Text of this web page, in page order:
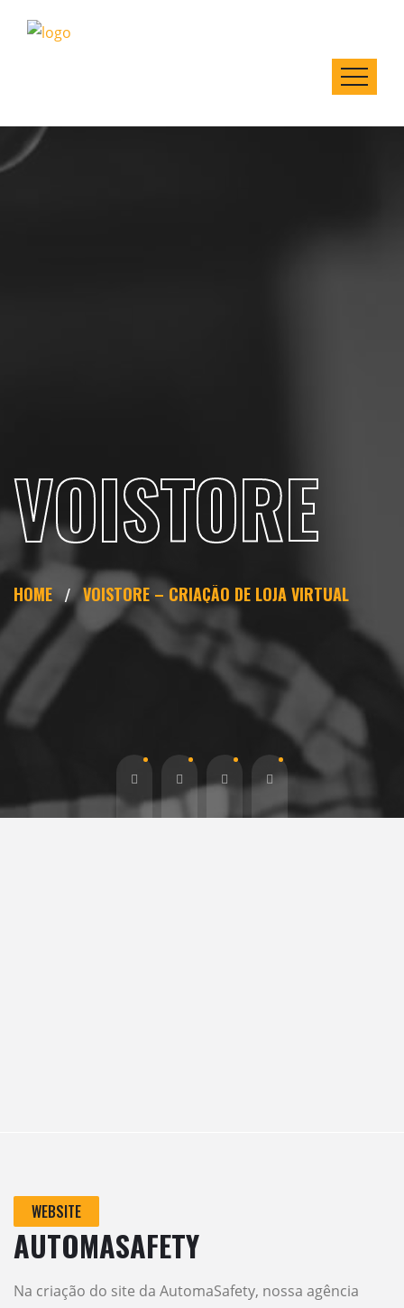
VOISTORE
HOME VOISTORE – CRIAÇÃO DE LOJA VIRTUAL
WEBSITE
AUTOMASAFETY
Na criação do site da AutomaSafety, nossa agência